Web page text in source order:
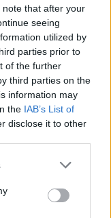
that after your
seeing
utilized by
parties prior to
of the further
third parties on the
information may
the IAB’s List of
disclose it to other
rátekinteni,
az országban. Az
es csúcsához
fognak
választók
csökkentést